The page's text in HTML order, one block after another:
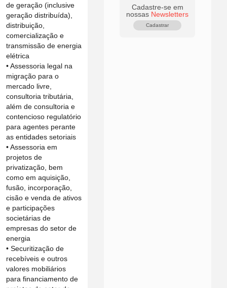
de geração (inclusive
geração distribuída),
distribuição,
comercialização e
transmissão de energia
elétrica
• Assessoria legal na
migração para o
mercado livre,
consultoria tributária,
além de consultoria e
contencioso regulatório
para agentes perante
as entidades setoriais
• Assessoria em
projetos de
privatização, bem
como em aquisição,
fusão, incorporação,
cisão e venda de ativos
e participações
societárias de
empresas do setor de
energia
• Securitização de
recebíveis e outros
valores mobiliários
para financiamento de
Cadastre-se em
nossas Newsletters
Cadastrar